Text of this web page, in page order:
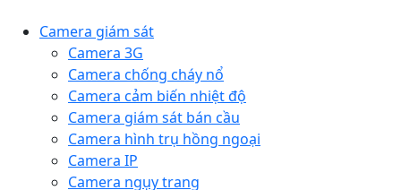
Camera giám sát
Camera 3G
Camera chống cháy nổ
Camera cảm biến nhiệt độ
Camera giám sát bán cầu
Camera hình trụ hồng ngoại
Camera IP
Camera ngụy trang